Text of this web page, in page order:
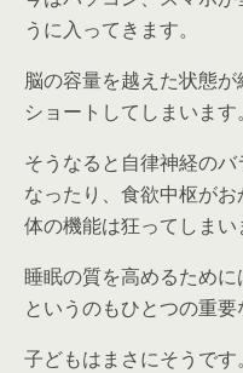
うに入ってきます。
脳の容量を越えた状態
ショートしてしまいます。
そうなると自律神経の
なったり、食欲中枢がお
体の機能は狂ってしまい
睡眠の質を高めるため
というのもひとつの重要
子どもはまさにそうです。